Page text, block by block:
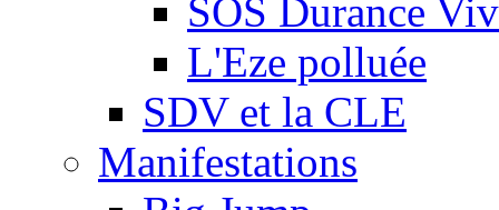
SOS Durance
L'Eze polluée
SDV et la CLE
Manifestations